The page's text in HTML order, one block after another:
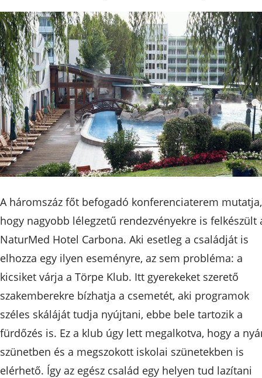
A háromszáz főt befogadó konferenciaterem mutatja,
hogy nagyobb lélegzetű rendezvényekre is felkészült
NaturMed Hotel Carbona. Aki esetleg a családját is
elhozza egy ilyen eseményre, az sem probléma: a
kicsiket várja a Törpe Klub. Itt gyerekeket szerető
szakemberekre bízhatja a csemetét, aki programok
széles skáláját tudja nyújtani, ebbe bele tartozik a
fürdőzés is. Ez a klub úgy lett megalkotva, hogy a
szünetben és a megszokott iskolai szünetekben is
elérhető. Így az egész család egy helyen tud lazítani